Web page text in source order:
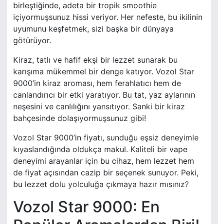
birleştiğinde, adeta bir tropik smoothie
içiyormuşsunuz hissi veriyor. Her nefeste, bu ikilinin
uyumunu keşfetmek, sizi başka bir dünyaya
götürüyor.
Kiraz, tatlı ve hafif ekşi bir lezzet sunarak bu
karışıma mükemmel bir denge katıyor. Vozol Star
9000’in kiraz aroması, hem ferahlatıcı hem de
canlandırıcı bir etki yaratıyor. Bu tat, yaz aylarının
neşesini ve canlılığını yansıtıyor. Sanki bir kiraz
bahçesinde dolaşıyormuşsunuz gibi!
Vozol Star 9000’in fiyatı, sunduğu eşsiz deneyimle
kıyaslandığında oldukça makul. Kaliteli bir vape
deneyimi arayanlar için bu cihaz, hem lezzet hem
de fiyat açısından cazip bir seçenek sunuyor. Peki,
bu lezzet dolu yolculuğa çıkmaya hazır mısınız?
Vozol Star 9000: En